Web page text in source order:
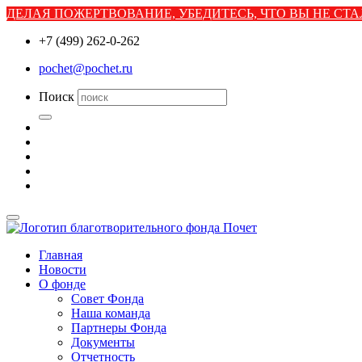
ДЕЛАЯ ПОЖЕРТВОВАНИЕ, УБЕДИТЕСЬ, ЧТО ВЫ НЕ
+7 (499) 262-0-262
pochet@pochet.ru
Поиск
Главная
Новости
О фонде
Совет Фонда
Наша команда
Партнеры Фонда
Документы
Отчетность